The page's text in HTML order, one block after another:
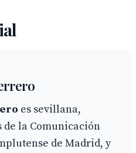
es sevillana,
la Comunicación
de Madrid, y